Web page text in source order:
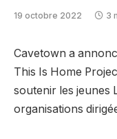
19 octobre 2022 3
Cavetown a
This Is Home
soutenir les jeunes
organisations